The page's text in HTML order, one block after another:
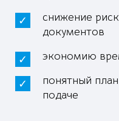
снижение
документов
экономию
понятный
подаче